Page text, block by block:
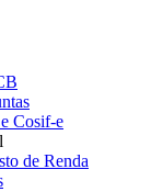
Cosif-e
de Renda